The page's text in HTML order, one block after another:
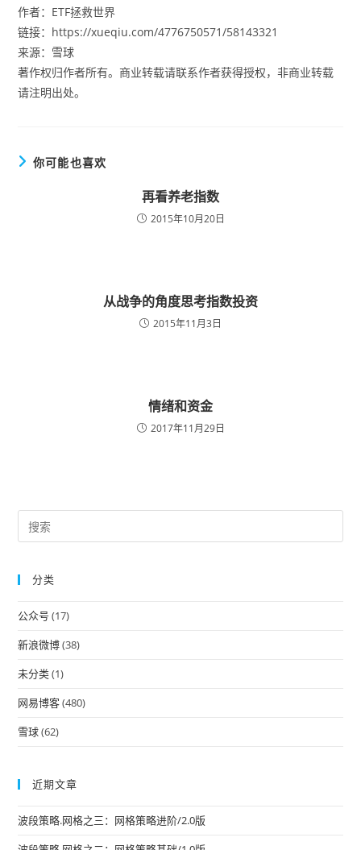
作者：ETF拯救世界
链接：https://xueqiu.com/4776750571/58143321
来源：雪球
著作权归作者所有。商业转载请联系作者获得授权，非商业转载
请注明出处。
你可能也喜欢
再看养老指数
2015年10月20日
从战争的角度思考指数投资
2015年11月3日
情绪和资金
2017年11月29日
分类
公众号 (17)
新浪微博(38)
未分类(1)
网易博客(480)
雪球(62)
近期文章
波段策略.网格之三：网格策略进阶/2.0版